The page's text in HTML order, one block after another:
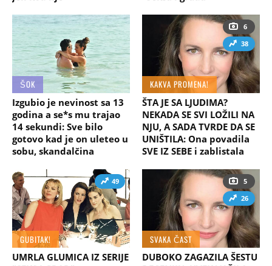
ŠOK
Izgubio je nevinost sa 13
godina a se*s mu trajao
14 sekundi: Sve bilo
gotovo kad je on uleteo u
sobu, skandalčina
6
38
KAKVA PROMENA!
ŠTA JE SA LJUDIMA?
NEKADA SE SVI LOŽILI NA
NJU, A SADA TVRDE DA SE
UNIŠTILA: Ona povadila
SVE IZ SEBE i zablistala
49
GUBITAK!
UMRLA GLUMICA IZ SERIJE
5
26
SVAKA ČAST
DUBOKO ZAGAZILA ŠESTU